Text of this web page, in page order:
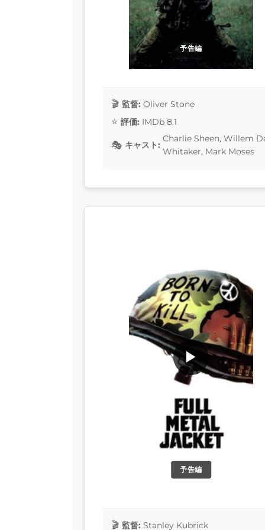
予告編
監督: Oliver Stone
評価: IMDb 8.1
キャスト:
Charlie Sheen, Willem
Whitaker, Mark Moses
予告編
▶
監督: Stanley Kubrick